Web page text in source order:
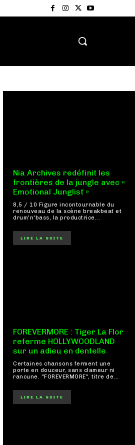
Nia Archives redéfinit les
frontières de la jungle avec «
Emotional Junglist »
8,5 / 10 Figure incontournable du
renouveau de la scène breakbeat et
drum'n'bass, la productrice...
LIRE LA SUITE
FOREVERMORE : Tiger La Flor
referme HOLLYWOODLAND
sur un adieu en dentelle
Certaines chansons ferment une
porte en douceur, sans clameur ni
rancune. "FOREVERMORE", titre de...
LIRE LA SUITE